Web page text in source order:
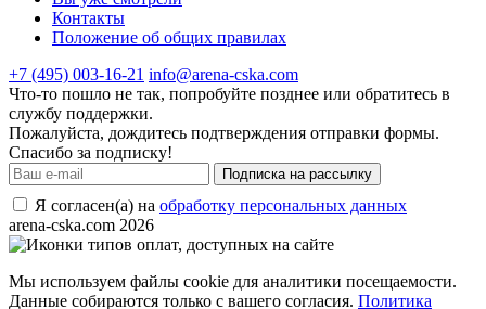
Контакты
Положение об общих правилах
+7 (495) 003-16-21 info@arena-cska.com
Что-то пошло не так, попробуйте позднее или обратитесь в
службу поддержки.
Пожалуйста, дождитесь подтверждения отправки формы.
Спасибо за подписку!
Подписка на рассылку
Я согласен(а) на обработку персональных данных
arena-cska.com 2026
Мы используем файлы cookie для аналитики посещаемости.
Данные собираются только с вашего согласия. Политика